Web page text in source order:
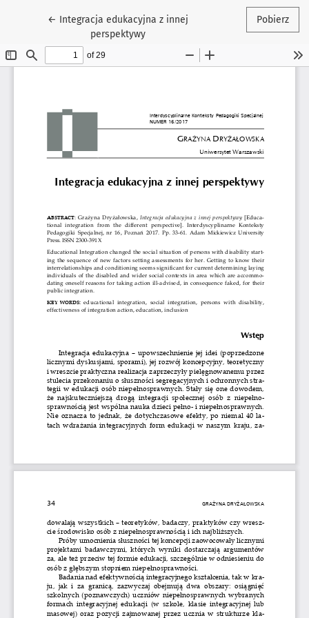
← Wróć do szczegółów artykułu
Integracja edukacyjna z innej
perspektywy
Pobierz